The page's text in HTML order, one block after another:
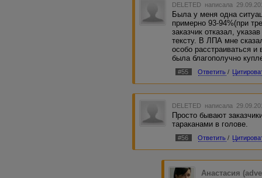
DELETED написала
Была у меня одна
примерно 93-94%(при
заказчик отказал,
тексту. В ЛПА мне
особо расстраиваться
была благополучно
#55 Ответить /
DELETED написала
Просто бывают
тараканами в голове.
#56 Ответить /
Анастасия